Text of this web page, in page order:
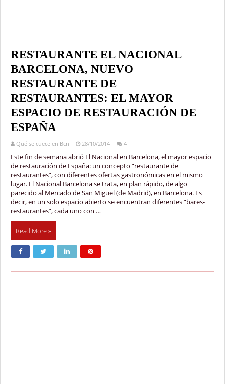
RESTAURANTE EL NACIONAL
BARCELONA, NUEVO
RESTAURANTE DE
RESTAURANTES: EL MAYOR
ESPACIO DE RESTAURACIÓN DE
ESPAÑA
Qué se cuece en Bcn 28/10/2014 4
Este fin de semana abrió El Nacional en Barcelona, el mayor espacio
de restauración de España: un concepto “restaurante de
restaurantes”, con diferentes ofertas gastronómicas en el mismo
lugar. El Nacional Barcelona se trata, en plan rápido, de algo
parecido al Mercado de San Miguel (de Madrid), en Barcelona. Es
decir, en un solo espacio abierto se encuentran diferentes “bares-
restaurantes”, cada uno con …
Read More »